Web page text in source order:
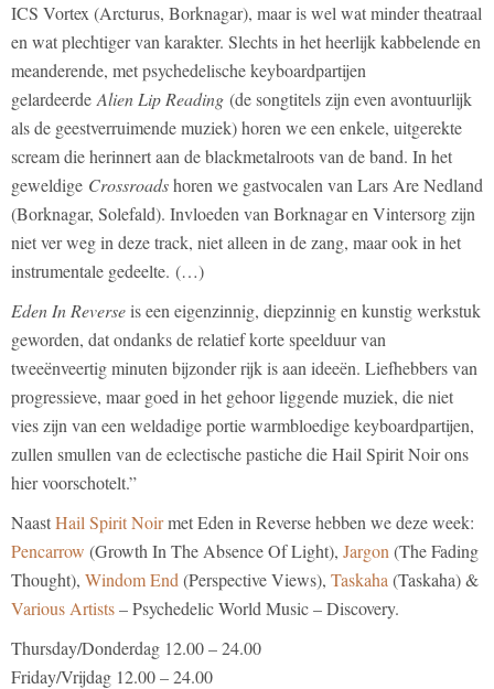
ICS Vortex (Arcturus, Borknagar), maar is wel wat minder theatraal
en wat plechtiger van karakter. Slechts in het heerlijk kabbelende en
meanderende, met psychedelische keyboardpartijen
gelardeerde Alien Lip Reading (de songtitels zijn even avontuurlijk
als de geestverruimende muziek) horen we een enkele, uitgerekte
scream die herinnert aan de blackmetalroots van de band. In het
geweldige Crossroadshoren we gastvocalen van Lars Are Nedland
(Borknagar, Solefald). Invloeden van Borknagar en Vintersorg zijn
niet ver weg in deze track, niet alleen in de zang, maar ook in het
instrumentale gedeelte. (…)
Eden In Reverseis een eigenzinnig, diepzinnig en kunstig werkstuk
geworden, dat ondanks de relatief korte speelduur van
tweeënveertig minuten bijzonder rijk is aan ideeën. Liefhebbers van
progressieve, maar goed in het gehoor liggende muziek, die niet
vies zijn van een weldadige portie warmbloedige keyboardpartijen,
zullen smullen van de eclectische pastiche die Hail Spirit Noir ons
hier voorschotelt.”
NaastHail Spirit Noirmet Eden in Reverse hebben we deze week:
Pencarrow (Growth In The Absence Of Light), Jargon (The Fading
Thought), Windom End (Perspective Views), Taskaha (Taskaha) &
Various Artists– Psychedelic World Music – Discovery.
Thursday/Donderdag 12.00 – 24.00
Friday/Vrijdag 12.00 – 24.00